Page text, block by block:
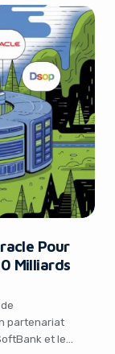
d’IA
Pour
Milliards
partenariat
et le